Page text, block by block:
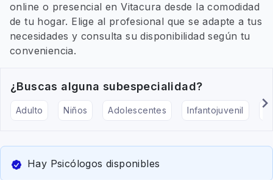
online o presencial en Vitacura desde la comodidad
de tu hogar. Elige al profesional que se adapte a tus
necesidades y consulta su disponibilidad según tu
conveniencia.
¿Buscas alguna subespecialidad?
Adulto Niños Adolescentes Infantojuvenil
Hay Psicólogos disponibles